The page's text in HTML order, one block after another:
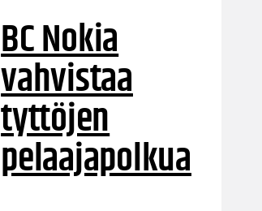
BC Nokia
vahvistaa
tyttöjen
pelaajapolkua